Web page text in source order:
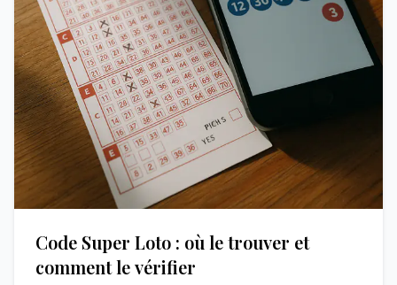
Code Super Loto : où le trouver et
comment le vérifier